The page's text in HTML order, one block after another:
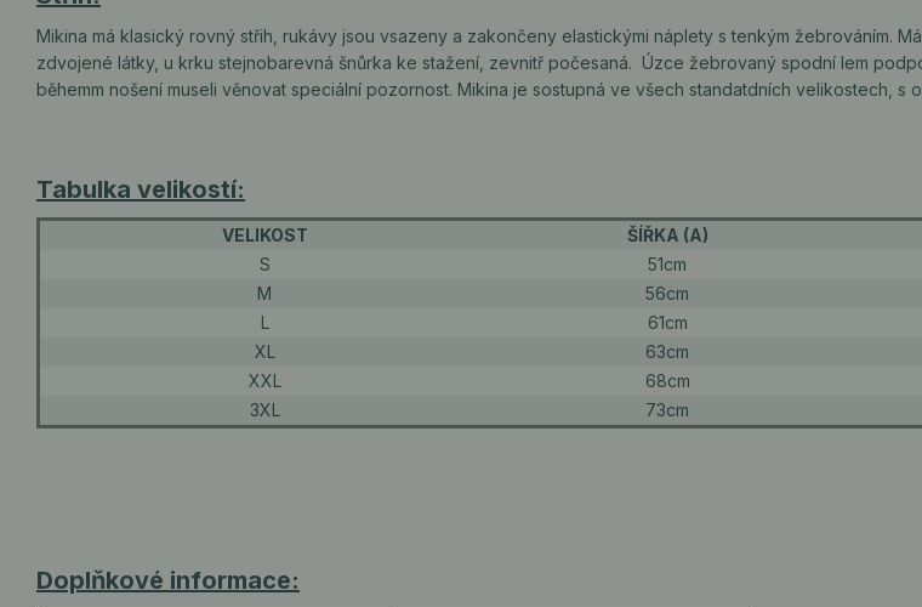
Mikina má klasický rovný střih, rukávy jsou vsazeny a zakončeny elastickými náplety s tenkým žebrováním.
zdvojené látky, u krku stejnobarevná šnůrka ke stažení, zevnitř počesaná. Úzce žebrovaný spodní lem
běhemm nošení museli věnovat speciální pozornost. Mikina je sostupná ve všech standatdních velikostech, s
Tabulka velikostí:
VELIKOST ŠÍŘKA (A)
S
51cm
M
56cm
L
61cm
XL
63cm
XXL
68cm
3XL
73cm
Doplňkové informace: